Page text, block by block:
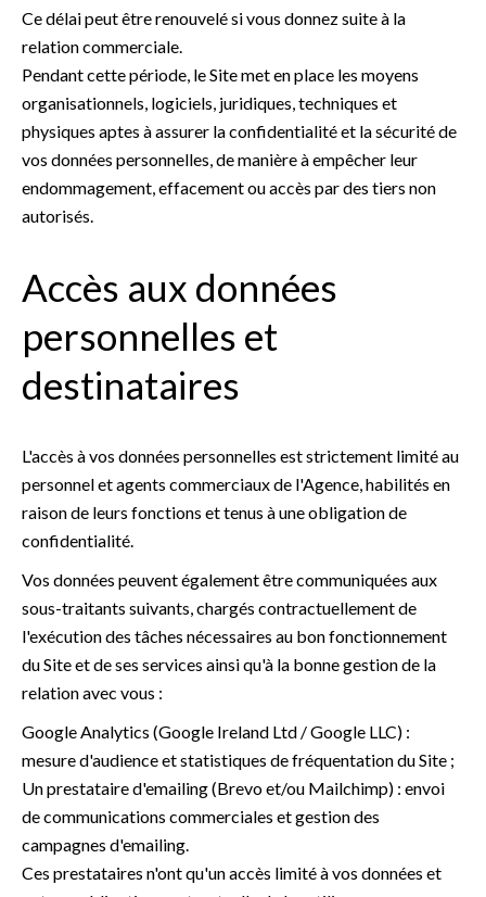
Ce délai peut être renouvelé si vous donnez suite à la
relation commerciale.
Pendant cette période, le Site met en place les moyens
organisationnels, logiciels, juridiques, techniques et
physiques aptes à assurer la confidentialité et la sécurité de
vos données personnelles, de manière à empêcher leur
endommagement, effacement ou accès par des tiers non
autorisés.
Accès aux données
personnelles et
destinataires
L'accès à vos données personnelles est strictement limité au
personnel et agents commerciaux de l'Agence, habilités en
raison de leurs fonctions et tenus à une obligation de
confidentialité.
Vos données peuvent également être communiquées aux
sous-traitants suivants, chargés contractuellement de
l'exécution des tâches nécessaires au bon fonctionnement
du Site et de ses services ainsi qu'à la bonne gestion de la
relation avec vous :
Google Analytics (Google Ireland Ltd / Google LLC) :
mesure d'audience et statistiques de fréquentation du Site ;
Un prestataire d'emailing (Brevo et/ou Mailchimp) : envoi
de communications commerciales et gestion des
campagnes d'emailing.
Ces prestataires n'ont qu'un accès limité à vos données et